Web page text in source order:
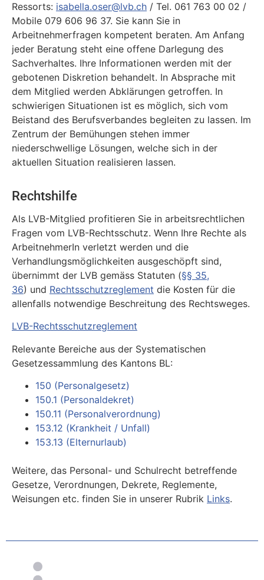
Ressorts: isabella.oser@lvb.ch / Tel. 061 763 00 02 /
Mobile 079 606 96 37. Sie kann Sie in
Arbeitnehmerfragen kompetent beraten. Am Anfang
jeder Beratung steht eine offene Darlegung des
Sachverhaltes. Ihre Informationen werden mit der
gebotenen Diskretion behandelt. In Absprache mit
dem Mitglied werden Abklärungen getroffen. In
schwierigen Situationen ist es möglich, sich vom
Beistand des Berufsverbandes begleiten zu lassen. Im
Zentrum der Bemühungen stehen immer
niederschwellige Lösungen, welche sich in der
aktuellen Situation realisieren lassen.
Rechtshilfe
Als LVB-Mitglied profitieren Sie in arbeitsrechtlichen
Fragen vom LVB-Rechtsschutz. Wenn Ihre Rechte als
ArbeitnehmerIn verletzt werden und die
Verhandlungsmöglichkeiten ausgeschöpft sind,
übernimmt der LVB gemäss Statuten (§§ 35,
36) und Rechtsschutzreglement die Kosten für die
allenfalls notwendige Beschreitung des Rechtsweges.
LVB-Rechtsschutzreglement
Relevante Bereiche aus der Systematischen
Gesetzessammlung des Kantons BL:
150 (Personalgesetz)
150.1 (Personaldekret)
150.11 (Personalverordnung)
153.12 (Krankheit / Unfall)
153.13 (Elternurlaub)
Weitere, das Personal- und Schulrecht betreffende
Gesetze, Verordnungen, Dekrete, Reglemente,
Weisungen etc. finden Sie in unserer Rubrik Links.